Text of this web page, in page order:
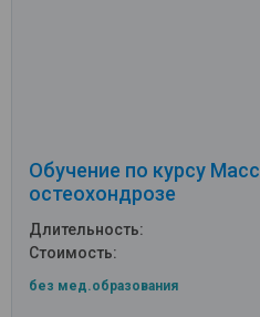
Обучение по курсу
остеохондрозе
Длительность:
Стоимость:
без мед.образования